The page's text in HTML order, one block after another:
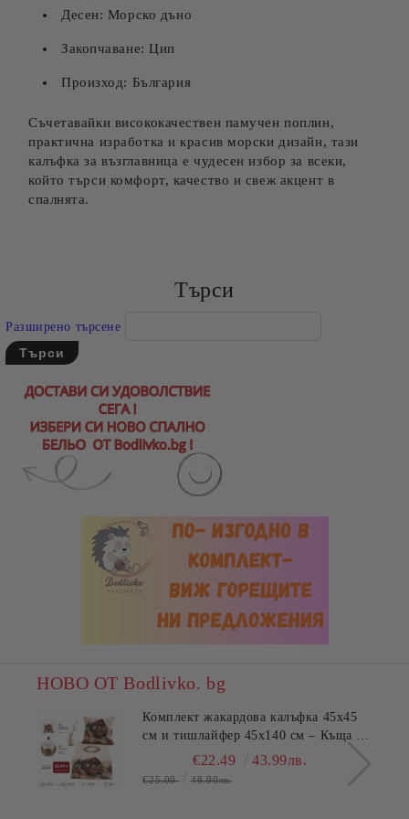
Десен: Морско дъно
Закопчаване: Цип
Произход: България
Съчетавайки висококачествен памучен поплин,
практична изработка и красив морски дизайн, тази
калъфка за възглавница е чудесен избор за всеки,
който търси комфорт, качество и свеж акцент в
спалнята.
Търси
Разширено търсене
НОВО ОТ Bodlivko. bg
Комплект жакардова калъфка 45x45
см и тишлайфер 45x140 см – Къща с
€22.49 43.99лв.
€25.00 48.90лв.